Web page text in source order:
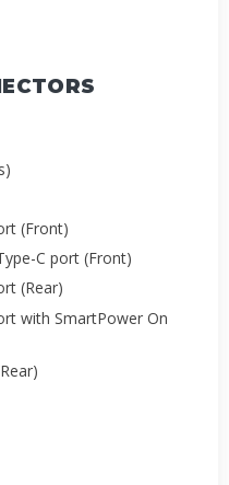
(Front)
C port (Front)
(Rear)
with SmartPower On